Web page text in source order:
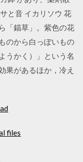
と音 イカリソウ 花
「錨草」。紫色の花
のから白っぽいもの
うかく）」という名
果があるほか，冷え
files